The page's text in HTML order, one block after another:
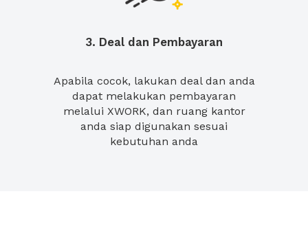
3. Deal dan Pembayaran
Apabila cocok, lakukan deal dan anda
dapat melakukan pembayaran
melalui XWORK, dan ruang kantor
anda siap digunakan sesuai
kebutuhan anda